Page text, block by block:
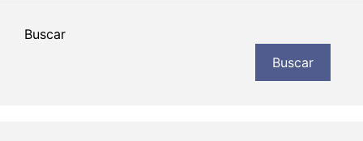
Buscar
Buscar